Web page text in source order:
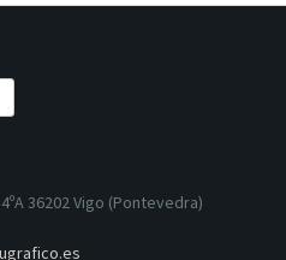
36202 Vigo (Pontevedra)